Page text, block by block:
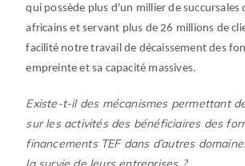
qui possède plus d'un millier de succursales
africains et servant plus de 26 millions de
facilité notre travail de décaissement des
empreinte et sa capacité massives.
Existe-t-il des mécanismes permettant
sur les activités des bénéficiaires des
financements TEF dans d’autres